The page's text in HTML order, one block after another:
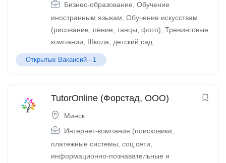
Бизнес-образование Обучение
иностранным языкам Обучение искусствам
(рисование, пение, танцы, фото) Тренинговые
компании
Школа, детский сад
Открытых Вакансий - 1
TutorOnline (Форстад, ООО)
Минск
Интернет-компания (поисковики,
платежные системы, соц.сети,
информационно-познавательные и